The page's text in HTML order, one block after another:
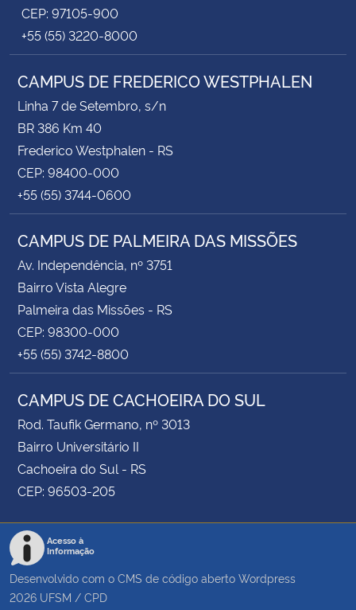
CEP: 97105-900
+55 (55) 3220-8000
CAMPUS DE FREDERICO WESTPHALEN
Linha 7 de Setembro, s/n
BR 386 Km 40
Frederico Westphalen - RS
CEP: 98400-000
+55 (55) 3744-0600
CAMPUS DE PALMEIRA DAS MISSÕES
Av. Independência, nº 3751
Bairro Vista Alegre
Palmeira das Missões - RS
CEP: 98300-000
+55 (55) 3742-8800
CAMPUS DE CACHOEIRA DO SUL
Rod. Taufik Germano, nº 3013
Bairro Universitário II
Cachoeira do Sul - RS
CEP: 96503-205
Acesso à
Informação
Desenvolvido com o CMS de código aberto Wordpress
2026 UFSM / CPD